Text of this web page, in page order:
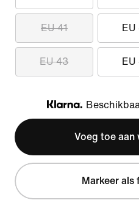
EU 41 EU
EU 43 EU
Klarna
Voeg toe aan
Markeer als